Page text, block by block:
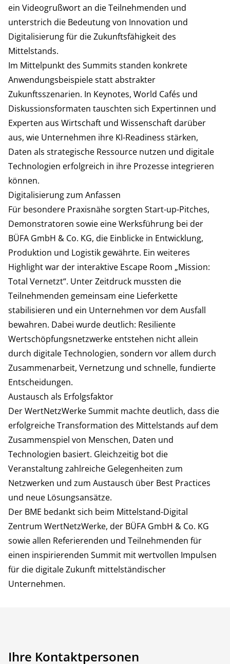
ein Videogrußwort an die Teilnehmenden und
unterstrich die Bedeutung von Innovation und
Digitalisierung für die Zukunftsfähigkeit des
Mittelstands.
Im Mittelpunkt des Summits standen konkrete
Anwendungsbeispiele statt abstrakter
Zukunftsszenarien. In Keynotes, World Cafés und
Diskussionsformaten tauschten sich Expertinnen und
Experten aus Wirtschaft und Wissenschaft darüber
aus, wie Unternehmen ihre KI-Readiness stärken,
Daten als strategische Ressource nutzen und digitale
Technologien erfolgreich in ihre Prozesse integrieren
können.
Digitalisierung zum Anfassen
Für besondere Praxisnähe sorgten Start-up-Pitches,
Demonstratoren sowie eine Werksführung bei der
BÜFA GmbH & Co. KG, die Einblicke in Entwicklung,
Produktion und Logistik gewährte. Ein weiteres
Highlight war der interaktive Escape Room „Mission:
Total Vernetzt“. Unter Zeitdruck mussten die
Teilnehmenden gemeinsam eine Lieferkette
stabilisieren und ein Unternehmen vor dem Ausfall
bewahren. Dabei wurde deutlich: Resiliente
Wertschöpfungsnetzwerke entstehen nicht allein
durch digitale Technologien, sondern vor allem durch
Zusammenarbeit, Vernetzung und schnelle, fundierte
Entscheidungen.
Austausch als Erfolgsfaktor
Der WertNetzWerke Summit machte deutlich, dass die
erfolgreiche Transformation des Mittelstands auf dem
Zusammenspiel von Menschen, Daten und
Technologien basiert. Gleichzeitig bot die
Veranstaltung zahlreiche Gelegenheiten zum
Netzwerken und zum Austausch über Best Practices
und neue Lösungsansätze.
Der BME bedankt sich beim Mittelstand-Digital
Zentrum WertNetzWerke, der BÜFA GmbH & Co. KG
sowie allen Referierenden und Teilnehmenden für
einen inspirierenden Summit mit wertvollen Impulsen
für die digitale Zukunft mittelständischer
Unternehmen.
Ihre Kontaktpersonen